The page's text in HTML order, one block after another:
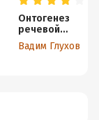
Онтогенез
речевой
деятельности.
Курс лекций
Вадим Глухов